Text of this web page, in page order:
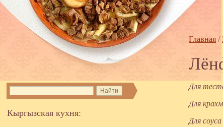
Кыргызская кухня:
Главная /
Для
Для
Для